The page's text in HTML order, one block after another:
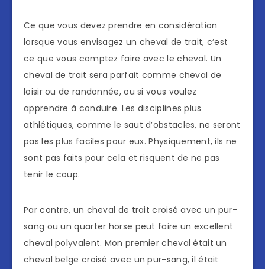
Ce que vous devez prendre en considération
lorsque vous envisagez un cheval de trait, c’est
ce que vous comptez faire avec le cheval. Un
cheval de trait sera parfait comme cheval de
loisir ou de randonnée, ou si vous voulez
apprendre à conduire. Les disciplines plus
athlétiques, comme le saut d’obstacles, ne seront
pas les plus faciles pour eux. Physiquement, ils ne
sont pas faits pour cela et risquent de ne pas
tenir le coup.
Par contre, un cheval de trait croisé avec un pur-
sang ou un quarter horse peut faire un excellent
cheval polyvalent. Mon premier cheval était un
cheval belge croisé avec un pur-sang, il était